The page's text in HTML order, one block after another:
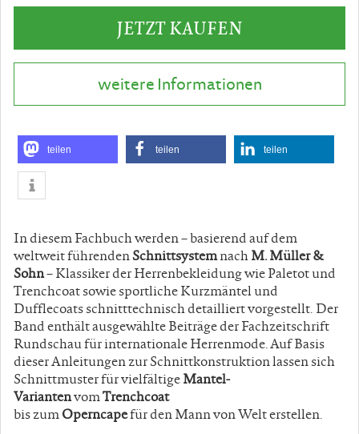
JETZT KAUFEN
weitere Informationen
teilen teilen teilen
In diesem Fachbuch werden – basierend auf dem
weltweit führendenSchnittsystemnachM. Müller &
Sohn– Klassiker der Herrenbekleidung wie Paletot und
Trenchcoat sowie sportliche Kurzmäntel und
Dufflecoats schnitttechnisch detailliert vorgestellt. Der
Band enthält ausgewählte Beiträge der Fachzeitschrift
Rundschau für internationale Herrenmode. Auf Basis
dieser Anleitungen zur Schnittkonstruktion lassen sich
Schnittmuster für vielfältigeMantel-
VariantenvomTrenchcoat
bis zumOperncapefür den Mann von Welt erstellen.